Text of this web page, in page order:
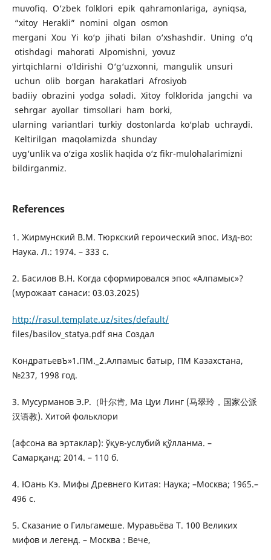
muvofiq. O‘zbek folklori epik qahramonlariga, ayniqsa,
“xitoy Herakli” nomini olgan osmon
mergani Xou Yi ko‘p jihati bilan o‘xshashdir. Uning o‘q
otishdagi mahorati Alpomishni, yovuz
yirtqichlarni o‘ldirishi O‘g‘uzxonni, mangulik unsuri
uchun olib borgan harakatlari Afrosiyob
badiiy obrazini yodga soladi. Xitoy folklorida jangchi va
sehrgar ayollar timsollari ham borki,
ularning variantlari turkiy dostonlarda ko‘plab uchraydi.
Keltirilgan maqolamizda shunday
uyg‘unlik va o‘ziga xoslik haqida o‘z fikr-mulohalarimizni
bildirganmiz.
References
1. Жирмунский В.М. Тюркский героический эпос. Изд-во:
Наука. Л.: 1974. – 333 с.
2. Басилов В.Н. Когда сформировался эпос «Алпамыс»?
(мурожаат санаси: 03.03.2025)
http://rasul.template.uz/sites/default/
files/basilov_statya.pdf яна Создал
КондратьевЪ»1.ПМ._2.Алпамыс батыр, ПМ Казахстана,
№237, 1998 год.
3. Мусурманов Э.Р.（叶尔肯, Ма Цуи Линг (马翠玲，国家公派
汉语教). Хитой фольклори
(афсона ва эртаклар): ўқув-услубий қўлланма. –
Самарқанд: 2014. – 110 б.
4. Юань Кэ. Мифы Древнего Китая: Наука; –Москва; 1965.–
496 с.
5. Сказание о Гильгамеше. Муравьёва Т. 100 Великих
мифов и легенд. – Москва : Вече,